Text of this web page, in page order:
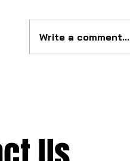
Write a comment...